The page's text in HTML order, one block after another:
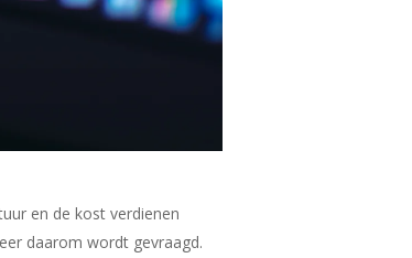
en de kost verdienen
daarom wordt gevraagd.